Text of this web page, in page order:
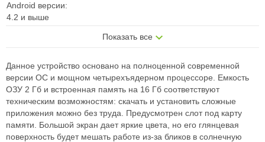
Android версии:
4.2 и выше
Показать все
Данное устройство основано на полноценной современной
версии ОС и мощном четырехъядерном процессоре. Емкость
ОЗУ 2 Гб и встроенная память на 16 Гб соответствуют
техническим возможностям: скачать и установить сложные
приложения можно без труда. Предусмотрен слот под карту
памяти. Большой экран дает яркие цвета, но его глянцевая
поверхность будет мешать работе из-за бликов в солнечную